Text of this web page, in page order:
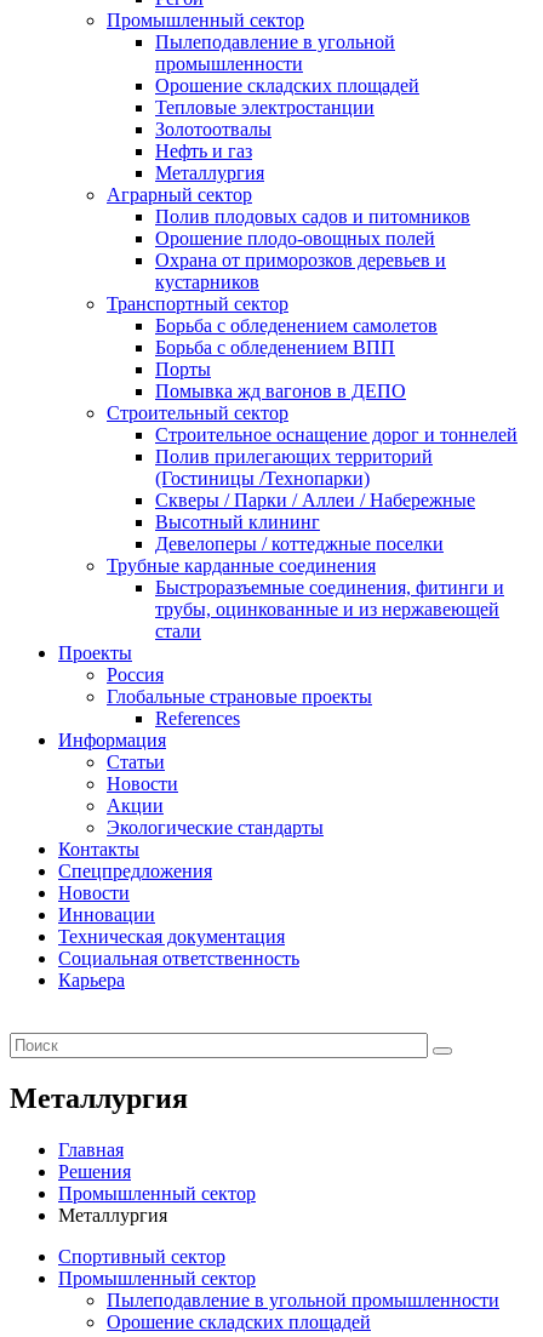
Промышленный сектор
Пылеподавление в угольной
промышленности
Орошение складских площадей
Тепловые электростанции
Золотоотвалы
Нефть и газ
Металлургия
Аграрный сектор
Полив плодовых садов и питомников
Орошение плодо-овощных полей
Охрана от приморозков деревьев и
кустарников
Транспортный сектор
Борьба с обледенением самолетов
Борьба с обледенением ВПП
Порты
Помывка жд вагонов в ДЕПО
Строительный сектор
Строительное оснащение дорог и тоннелей
Полив прилегающих территорий
(Гостиницы /Технопарки)
Скверы / Парки / Аллеи / Набережные
Высотный клининг
Девелоперы / коттеджные поселки
Трубные карданные соединения
Быстроразъемные соединения, фитинги и
трубы, оцинкованные и из нержавеющей
стали
Проекты
Россия
Глобальные страновые проекты
References
Информация
Статьи
Новости
Акции
Экологические стандарты
Контакты
Спецпредложения
Новости
Инновации
Техническая документация
Социальная ответственность
Карьера
Металлургия
Главная
Решения
Промышленный сектор
Металлургия
Спортивный сектор
Промышленный сектор
Пылеподавление в угольной промышленности
Орошение складских площадей